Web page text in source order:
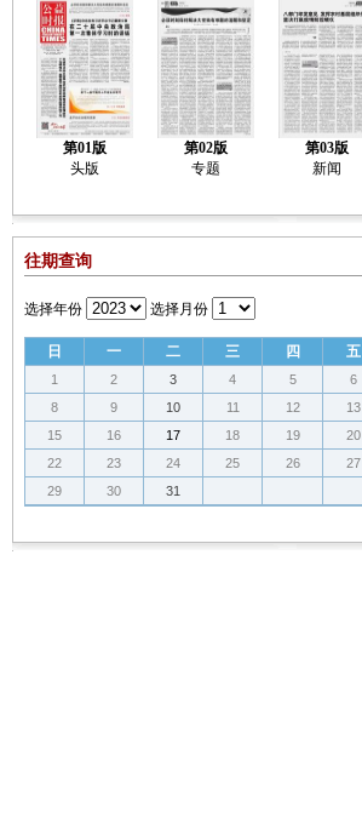
第01版
头版
第02版
专题
第03版
新闻
往期查询
选择年份 选择月份
日 一 二 三 四 五
1 2 3 4 5 6
8
9 10 11 12 13
15
16 17 18 19 20
22
23 24 25 26 27
29
30 31